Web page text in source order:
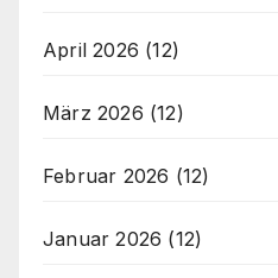
April 2026 (12)
März 2026 (12)
Februar 2026 (12)
Januar 2026 (12)